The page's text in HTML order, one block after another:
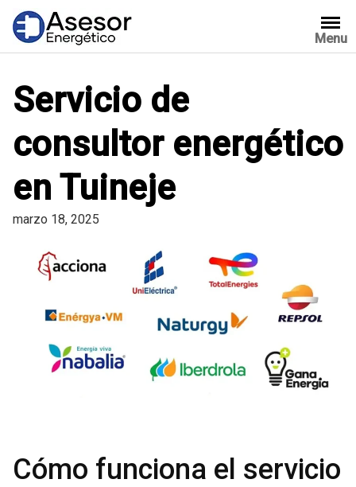
Saltar
contenido
Menu
Servicio de
consultor energético
en Tuineje
marzo 18, 2025
Cómo funciona el servicio